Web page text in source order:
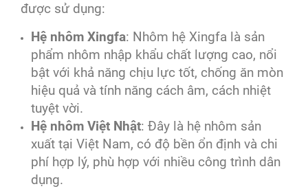
được sử dụng:
Hệ nhôm Xingfa: Nhôm hệ Xingfa là sản
phẩm nhôm nhập khẩu chất lượng cao, nổi
bật với khả năng chịu lực tốt, chống ăn mòn
hiệu quả và tính năng cách âm, cách nhiệt
tuyệt vời.
Hệ nhôm Việt Nhật: Đây là hệ nhôm sản
xuất tại Việt Nam, có độ bền ổn định và chi
phí hợp lý, phù hợp với nhiều công trình dân
dụng.